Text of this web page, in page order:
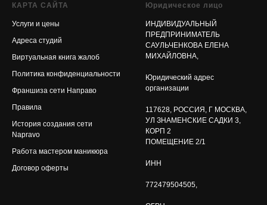
КАРТА САЙТА
Услуги и цены
Адреса студий
Виртуальная книга жалоб
Политика конфиденциальности
Франшиза сети Направо
Правила
История создания сети
Napravo
Работа мастером маникюра
Договор оферты
Юридическое лицо
ИНДИВИДУАЛЬНЫЙ
ПРЕДПРИНИМАТЕЛЬ
САУЛЬЧЕНКОВА ЕЛЕНА
МИХАЙЛОВНА,
Юридический адрес
организации
117628, РОССИЯ, Г МОСКВА,
УЛ ЗНАМЕНСКИЕ САДКИ 3,
КОРП 2
ПОМЕЩЕНИЕ 2/1
ИНН
772479504505,